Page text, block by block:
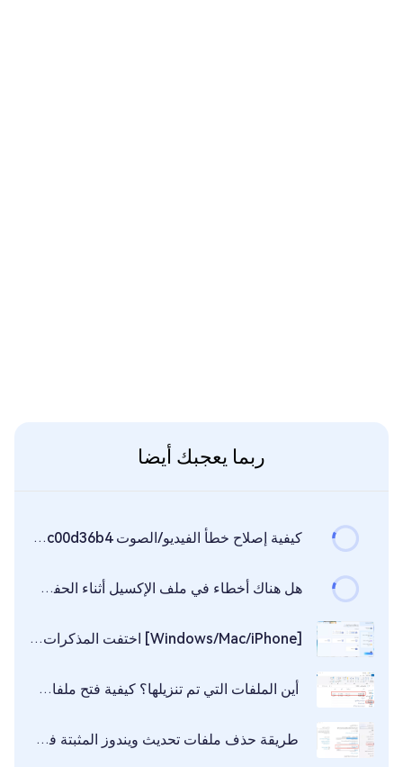
ربما يعجبك أيضا
كيفية إصلاح خطأ الفيديو/الصوت 0xc00d36b4 في Windows 10/11
هل هناك أخطاء في ملف الإكسيل أثناء الحفظ؟ إليك كيفية إصلاحها.
أين الملفات التي تم تنزيلها؟ كيفية فتح ملفات التنزيل في Windows
طريقة حذف ملفات تحديث ويندوز المثبتة في Windows 11/10